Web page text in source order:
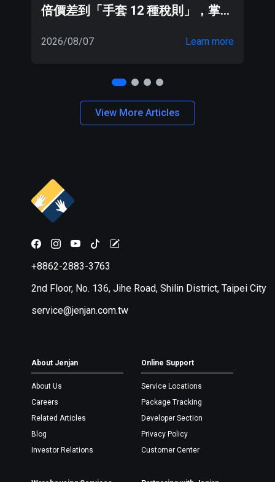
倍價差到「手套 12 種稅則」，掌握
2026/08/07 Learn more
View More Articles
+8862-2883-3763
2nd Floor, No. 136, Jihe Road, Shilin District, Taipei City
service@jenjan.com.tw
About Jenjan
About Us
Careers
Related Articles
Blog
Investor Relations
Online Support
Service Locations
Package Tracking
Developer Section
Privacy Policy
Customer Center